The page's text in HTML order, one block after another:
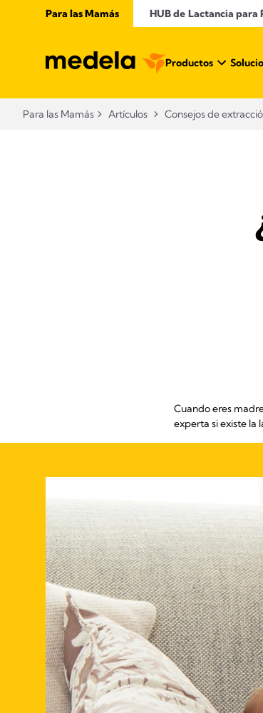
Para las Mamás HUB de Lactancia para
Productos
Para las Mamás Artículos Consejos de
Cuando eres
experta si existe la